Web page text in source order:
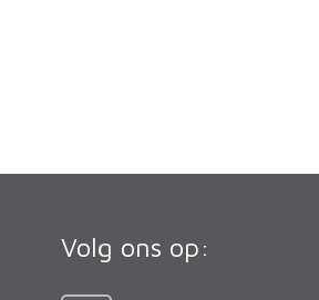
Volg ons op: